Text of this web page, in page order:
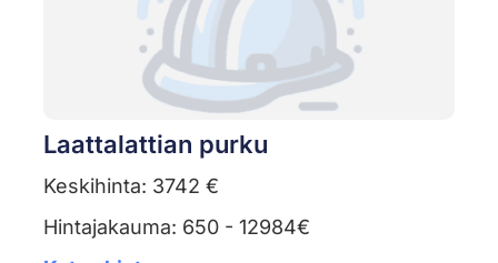
Laattalattian purku
Keskihinta: 3742 €
Hintajakauma: 650 - 12984€